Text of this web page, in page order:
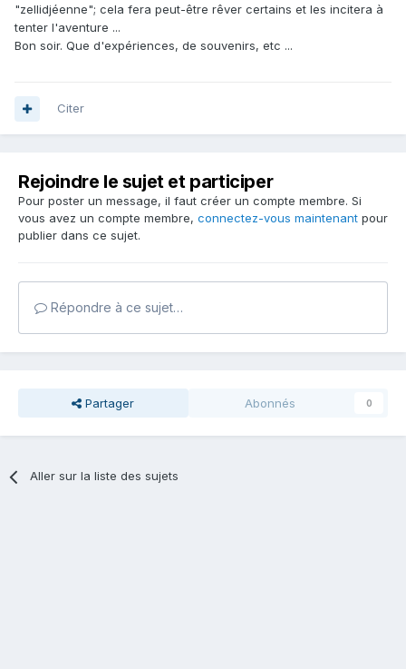
"zellidjéenne"; cela fera peut-être rêver certains et les incitera à
tenter l'aventure ...
Bon soir. Que d'expériences, de souvenirs, etc ...
Citer
Rejoindre le sujet et participer
Pour poster un message, il faut créer un compte membre. Si
vous avez un compte membre, connectez-vous maintenant pour
publier dans ce sujet.
Répondre à ce sujet…
Partager Abonnés 0
Aller sur la liste des sujets